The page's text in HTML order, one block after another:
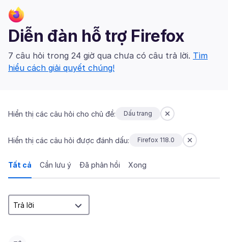
Diễn đàn hỗ trợ Firefox
7 câu hỏi trong 24 giờ qua chưa có câu trả lời. Tìm
hiểu cách giải quyết chúng!
Hiển thị các câu hỏi cho chủ đề: Dấu trang
Hiển thị các câu hỏi được đánh dấu: Firefox 118.0
Tất cả Cần lưu ý Đã phản hồi Xong